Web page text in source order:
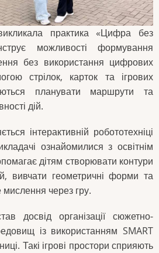
практика «Цифра без
можливості формування
без використання цифрових
стрілок, карток та ігрових
планувати маршрути та
дій.
інтерактивній робототехніці
ознайомилися з освітнім
дітям створювати контури
вивчати геометричні форми та
через гру.
досвід організації сюжетно-
із використанням SMART
Такі ігрові простори сприяють